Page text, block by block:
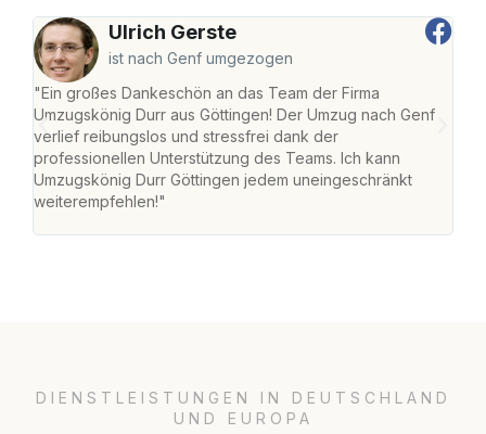
Ulrich Gerste
ist nach Genf umgezogen
"Ein großes Dankeschön an das Team der Firma
Umzugskönig Durr aus Göttingen! Der Umzug nach Genf
verlief reibungslos und stressfrei dank der
professionellen Unterstützung des Teams. Ich kann
Umzugskönig Durr Göttingen jedem uneingeschränkt
weiterempfehlen!"
DIENSTLEISTUNGEN IN DEUTSCHLAND
UND EUROPA